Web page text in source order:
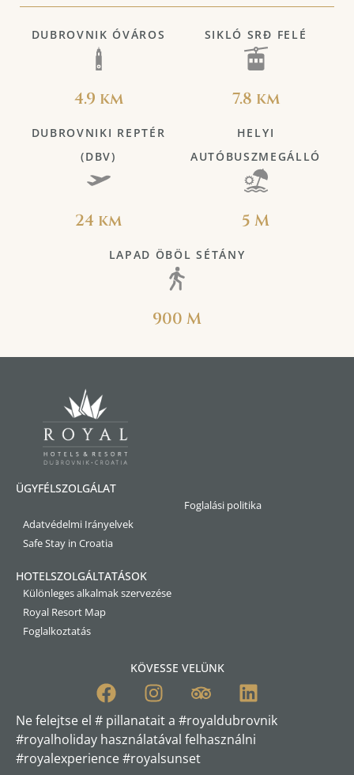
DUBROVNIK ÓVÁROS
4.9 km
SIKLÓ SRĐ FELÉ
7.8 km
DUBROVNIKI REPTÉR
(DBV)
24 km
HELYI
AUTÓBUSZMEGÁLLÓ
5 M
LAPAD ÖBÖL SÉTÁNY
900 M
ÜGYFÉLSZOLGÁLAT
Foglalási politika
Adatvédelmi Irányelvek
Safe Stay in Croatia
HOTELSZOLGÁLTATÁSOK
Különleges alkalmak szervezése
Royal Resort Map
Foglalkoztatás
KÖVESSE VELÜNK
Ne felejtse el # pillanatait a #royaldubrovnik
#royalholiday használatával felhasználni
#royalexperience #royalsunset